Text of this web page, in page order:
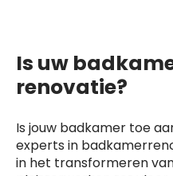
Is uw
renovatie?
Is jouw badkamer toe
experts in
in het transformeren